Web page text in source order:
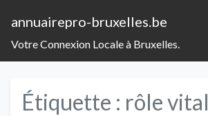
annuairepro-bruxelles.be
Votre Connexion Locale à Bruxelles.
Étiquette : rôle vital